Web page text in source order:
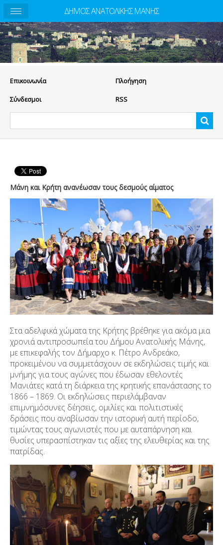
Eπικοινωνία Πλοήγηση
Σύνδεσμοι RSS
Μάνη και Κρήτη ανανέωσαν τους δεσμούς αίματος
Στα αδελφικά χώματα της Κρήτης βρέθηκε για ακόμα μια
χρονιά αντιπροσωπεία του Δήμου Ανατολικής Μάνης,
με επικεφαλής τον Δήμαρχο κ. Πέτρο Ανδρεάκο,
προκειμένου να συμμετάσχουν σε εκδηλώσεις τιμής και
μνήμης για τους αγώνες που έδωσαν εθελοντές
Μανιάτες κατά τη διάρκεια της κρητικής επανάστασης το
1866 – 1869. Οι εκδηλώσεις περιελάμβαναν
επιμνημόσυνες δέησεις, ομιλίες και πολιτιστικές
δράσεις που αναβίωσαν την ιστορική αυτή περίοδο,
τιμώντας τους αγωνιστές που με αυταπάρνηση και
θυσίες υπερασπίστηκαν τις αξίες της ελευθερίας και της
πατρίδας.
ΔΗΜΟΣ ΑΝΑΤΟΛΙΚΗΣ ΜΑΝΗΣ